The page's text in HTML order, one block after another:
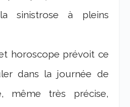
sinistrose à pleins
horoscope prévoit ce
dans la journée de
même très précise,